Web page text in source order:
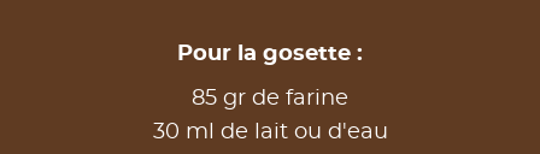
Pour la gosette :
85 gr de farine
30 ml de lait ou d'eau